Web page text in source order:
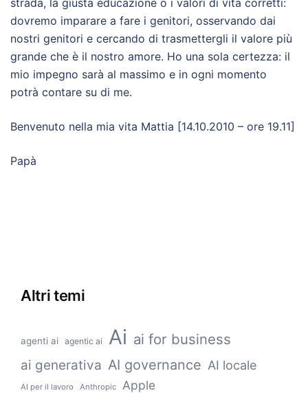
strada, la giusta educazione o i valori di vita corretti:
dovremo imparare a fare i genitori, osservando dai
nostri genitori e cercando di trasmettergli il valore più
grande che è il nostro amore. Ho una sola certezza: il
mio impegno sarà al massimo e in ogni momento
potrà contare su di me.
Benvenuto nella mia vita Mattia [14.10.2010 – ore 19.11]
Papà
Altri temi
agenti ai agentic ai Ai ai for business
ai generativa AI governance AI locale
AI per il lavoro Anthropic Apple